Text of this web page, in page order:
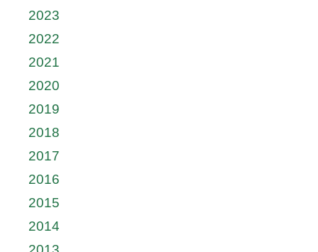
2023
2022
2021
2020
2019
2018
2017
2016
2015
2014